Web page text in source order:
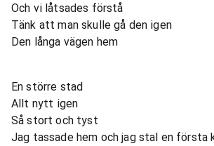
Och vi låtsades förstå
Tänk att man skulle gå den igen
Den långa vägen hem
En större stad
Allt nytt igen
Så stort och tyst
Jag tassade hem och jag stal en första